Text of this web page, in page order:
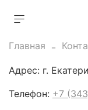
Главная
Адрес: г.
Телефон: +7